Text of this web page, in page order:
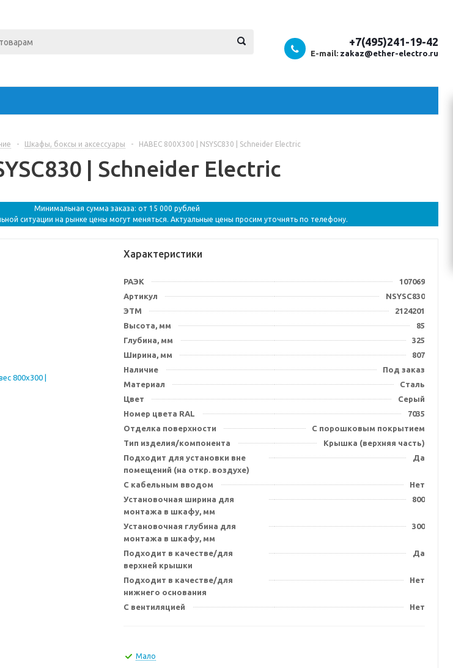
+7(495)241-19-42
E-mail: zakaz@ether-electro.ru
- Шкафы, боксы и аксессуары - НАВЕС 800X300 | NSYSC830 | Schneider Electric
| Schneider Electric
Минимальная сумма заказа: от 15 000 рублей
ситуации на рынке цены могут меняться. Актуальные цены просим уточнять по телефону.
Характеристики
РАЭК
107069
Артикул
NSYSC830
ЭТМ
2124201
Высота, мм
85
Глубина, мм
325
Ширина, мм
807
Наличие
Под заказ
Материал
Сталь
Цвет
Серый
Номер цвета RAL
7035
Отделка поверхности
С порошковым покрытием
Тип изделия/компонента
Крышка (верхняя часть)
Подходит для установки вне
помещений (на откр. воздухе)
Да
С кабельным вводом
Нет
Установочная ширина для
монтажа в шкафу, мм
800
Установочная глубина для
монтажа в шкафу, мм
300
Подходит в качестве/для
верхней крышки
Да
Подходит в качестве/для
нижнего основания
Нет
С вентиляцией Нет
Мало